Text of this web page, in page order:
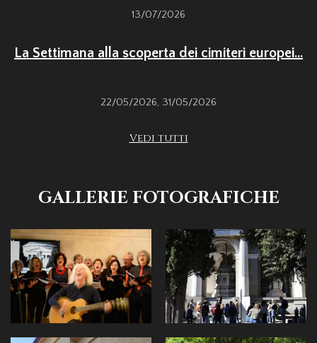
13/07/2026
La Settimana alla scoperta dei cimiteri europei...
22/05/2026, 31/05/2026
Vedi tutti
GALLERIE FOTOGRAFICHE